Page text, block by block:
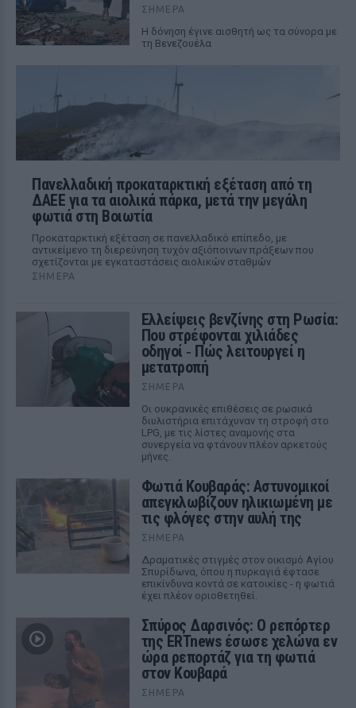
ΣΉΜΕΡΑ
Η δόνηση έγινε αισθητή ως τα σύνορα με
τη Βενεζουέλα
Πανελλαδική προκαταρκτική εξέταση από τη
ΔΑΕΕ για τα αιολικά πάρκα, μετά την μεγάλη
φωτιά στη Βοιωτία
Προκαταρκτική εξέταση σε πανελλαδικό επίπεδο, με
αντικείμενο τη διερεύνηση τυχόν αξιόποινων πράξεων που
σχετίζονται με εγκαταστάσεις αιολικών σταθμών
ΣΉΜΕΡΑ
Ελλείψεις βενζίνης στη Ρωσία:
Που στρέφονται χιλιάδες
οδηγοί ‑ Πώς λειτουργεί η
μετατροπή
ΣΉΜΕΡΑ
Οι ουκρανικές επιθέσεις σε ρωσικά
διυλιστήρια επιτάχυναν τη στροφή στο
LPG, με τις λίστες αναμονής στα
συνεργεία να φτάνουν πλέον αρκετούς
μήνες.
Φωτιά Κουβαράς: Αστυνομικοί
απεγκλωβίζουν ηλικιωμένη με
τις φλόγες στην αυλή της
ΣΉΜΕΡΑ
Δραματικές στιγμές στον οικισμό Αγίου
Σπυρίδωνα, όπου η πυρκαγιά έφτασε
επικίνδυνα κοντά σε κατοικίες - η φωτιά
έχει πλέον οριοθετηθεί.
Σπύρος Δαρσινός: Ο ρεπόρτερ
της ERTnews έσωσε χελώνα εν
ώρα ρεπορτάζ για τη φωτιά
στον Κουβαρά
ΣΉΜΕΡΑ